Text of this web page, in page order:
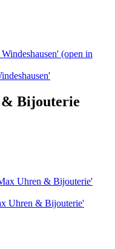
(open in
Bijouterie
Uhren & Bijouterie'
Uhren & Bijouterie'